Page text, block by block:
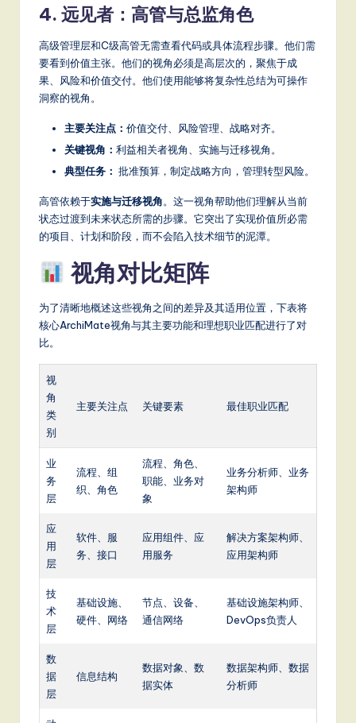
4. 远见者：高管与总监角色
高级管理层和C级高管无需查看代码或具体流程步骤。他们需
要看到价值主张。他们的视角必须是高层次的，聚焦于成
果、风险和价值交付。他们使用能够将复杂性总结为可操作
洞察的视角。
主要关注点： 价值交付、风险管理、战略对齐。
关键视角： 利益相关者视角、实施与迁移视角。
典型任务： 批准预算，制定战略方向，管理转型风险。
高管依赖于实施与迁移视角。这一视角帮助他们理解从当前
状态过渡到未来状态所需的步骤。它突出了实现价值所必需
的项目、计划和阶段，而不会陷入技术细节的泥潭。
视角对比矩阵
为了清晰地概述这些视角之间的差异及其适用位置，下表将
核心ArchiMate视角与其主要功能和理想职业匹配进行了对
比。
视
角
类
别
主要关注点 关键要素 最佳职业匹配
业
务
层
流程、组
织、角色
流程、角色、
职能、业务对
象
业务分析师、业务
架构师
应
用
层
软件、服
务、接口
应用组件、应
用服务
解决方案架构师、
应用架构师
技
术
层
基础设施、
硬件、网络
节点、设备、
通信网络
基础设施架构师、
DevOps负责人
数
据
层
信息结构
数据对象、数
据实体
数据架构师、数据
分析师